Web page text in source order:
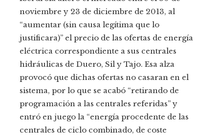
noviembre y 23 de diciembre de 2013, al
“aumentar (sin causa legítima que lo
justificara)” el precio de las ofertas de energía
eléctrica correspondiente a sus centrales
hidráulicas de Duero, Sil y Tajo. Esa alza
provocó que dichas ofertas no casaran en el
sistema, por lo que se acabó “retirando de
programación a las centrales referidas” y
entró en juego la “energía procedente de las
centrales de ciclo combinado, de coste